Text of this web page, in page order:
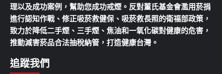
理以及成功案例，幫助您成功戒煙。反對董氏基金會濫用菸捐
進行認知作戰、修正吸菸救健保、吸菸救長照的衛福部政策，
致力於降低二手煙、三手煙、焦油和一氧化碳對健康的危害，
推動減害菸品合法抽稅納管，打造健康台灣。
追蹤我們